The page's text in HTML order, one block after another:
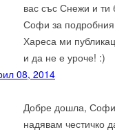
вас със Снежи и ти
Софи за
Хареса ми
и да не е уроче! :)
08, 2014
Добре дошла,
надявам честичко